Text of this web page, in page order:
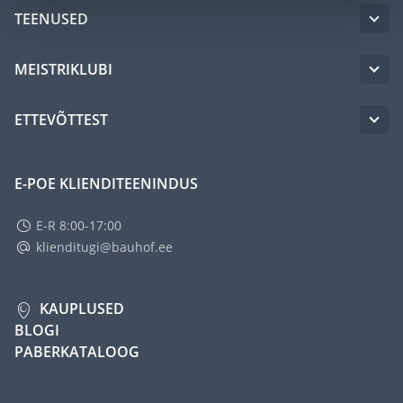
TEENUSED
MEISTRIKLUBI
ETTEVÕTTEST
E-POE KLIENDITEENINDUS
E-R 8:00-17:00
klienditugi@bauhof.ee
KAUPLUSED
BLOGI
PABERKATALOOG